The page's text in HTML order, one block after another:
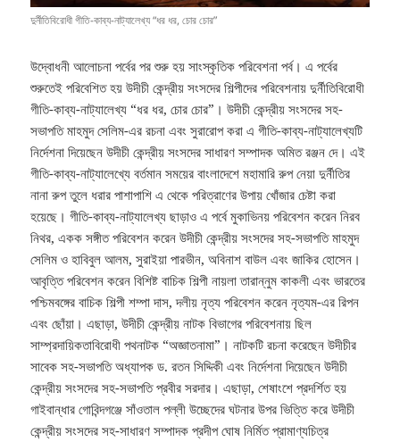
দুর্নীতিবিরোধী গীতি-কাব্য-নাট্যালেখ্য “ধর ধর, চোর চোর”
উদ্বোধনী আলোচনা পর্বের পর শুরু হয় সাংস্কৃতিক পরিবেশনা পর্ব। এ পর্বের
শুরুতেই পরিবেশিত হয় উদীচী কেন্দ্রীয় সংসদের শিল্পীদের পরিবেশনায় দুর্নীতিবিরোধী
গীতি-কাব্য-নাট্যালেখ্য “ধর ধর, চোর চোর”। উদীচী কেন্দ্রীয় সংসদের সহ-
সভাপতি মাহমুদ সেলিম-এর রচনা এবং সুরারোপ করা এ গীতি-কাব্য-নাট্যালেখ্যটি
নির্দেশনা দিয়েছেন উদীচী কেন্দ্রীয় সংসদের সাধারণ সম্পাদক অমিত রঞ্জন দে। এই
গীতি-কাব্য-নাট্যালেখ্যে বর্তমান সময়ের বাংলাদেশে মহামারি রুপ নেয়া দুর্নীতির
নানা রুপ তুলে ধরার পাশাপাশি এ থেকে পরিত্রাণের উপায় খোঁজার চেষ্টা করা
হয়েছে। গীতি-কাব্য-নাট্যালেখ্য ছাড়াও এ পর্বে মুকাভিনয় পরিবেশন করেন নিরব
নিথর, একক সঙ্গীত পরিবেশন করেন উদীচী কেন্দ্রীয় সংসদের সহ-সভাপতি মাহমুদ
সেলিম ও হাবিবুল আলম, সুরাইয়া পারভীন, অবিনাশ বাউল এবং জাকির হোসেন।
আবৃত্তি পরিবেশন করেন বিশিষ্ট বাচিক শিল্পী নায়লা তারান্নুম কাকলী এবং ভারতের
পশ্চিমবঙ্গের বাচিক শিল্পী শম্পা দাস, দলীয় নৃত্য পরিবেশন করেন নৃত্যম-এর রিপন
এবং ছোঁয়া। এছাড়া, উদীচী কেন্দ্রীয় নাটক বিভাগের পরিবেশনায় ছিল
সাম্প্রদায়িকতাবিরোধী পথনাটক “অজ্ঞাতনামা”। নাটকটি রচনা করেছেন উদীচীর
সাবেক সহ-সভাপতি অধ্যাপক ড. রতন সিদ্দিকী এবং নির্দেশনা দিয়েছেন উদীচী
কেন্দ্রীয় সংসদের সহ-সভাপতি প্রবীর সরদার। এছাড়া, শেষাংশে প্রদর্শিত হয়
গাইবান্ধার গোবিন্দগঞ্জে সাঁওতাল পল্লী উচ্ছেদের ঘটনার উপর ভিত্তি করে উদীচী
কেন্দ্রীয় সংসদের সহ-সাধারণ সম্পাদক প্রদীপ ঘোষ নির্মিত প্রামাণ্যচিত্র